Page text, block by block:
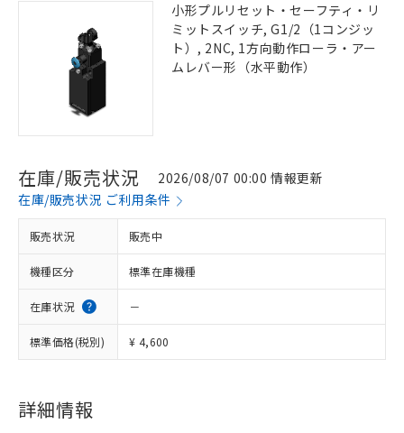
小形プルリセット・セーフティ・リ
ミットスイッチ, G1/2（1コンジッ
ト）, 2NC, 1方向動作ローラ・アー
ムレバー形（水平動作）
在庫/販売状況
2026/08/07 00:00 情報更新
在庫/販売状況 ご利用条件
販売状況 販売中
機種区分 標準在庫機種
在庫状況 －
標準価格(税別) ¥ 4,600
詳細情報